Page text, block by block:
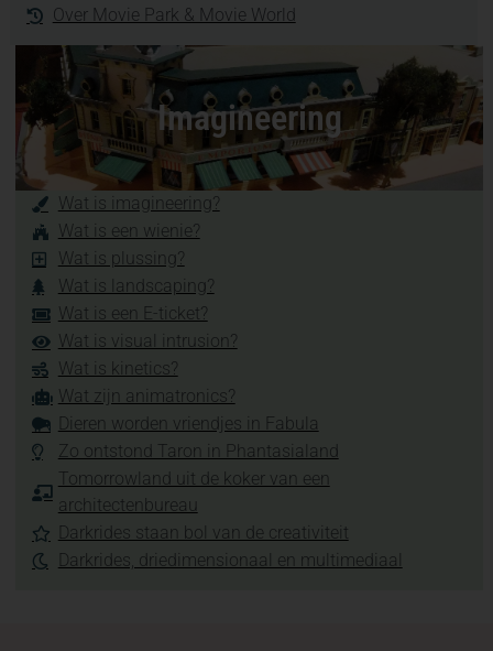
Over Movie Park & Movie World
Imagineering
Wat is imagineering?
Wat is een wienie?
Wat is plussing?
Wat is landscaping?
Wat is een E-ticket?
Wat is visual intrusion?
Wat is kinetics?
Wat zijn animatronics?
Dieren worden vriendjes in Fabula
Zo ontstond Taron in Phantasialand
Tomorrowland uit de koker van een
architectenbureau
Darkrides staan bol van de creativiteit
Darkrides, driedimensionaal en multimediaal